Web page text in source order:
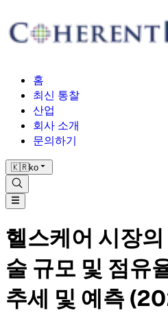
홈
최신 통찰
산업
회사 소개
문의하기
🇰🇷ko
헬스케어 시장
술 규모 및 점유
추세 및 예측